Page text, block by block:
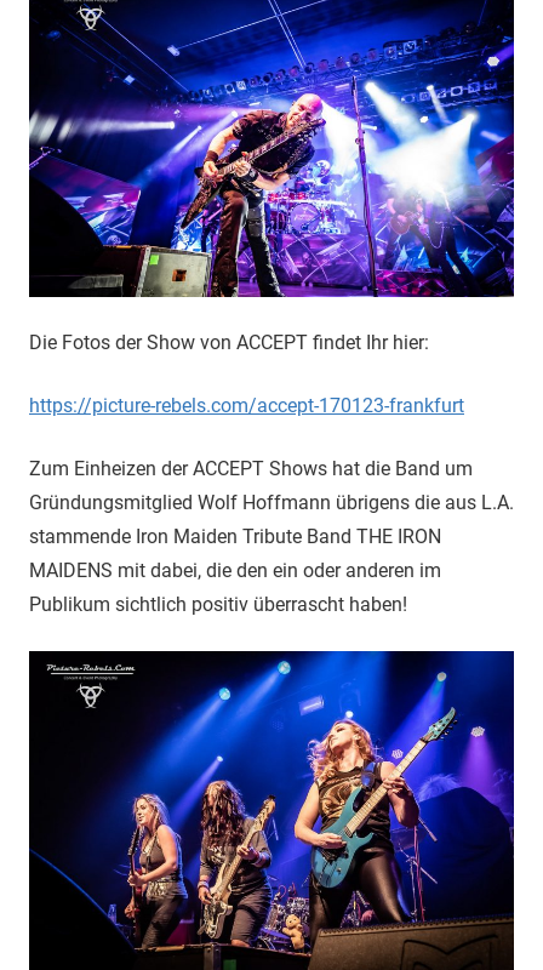
Die Fotos der Show von ACCEPT findet Ihr hier:
https://picture-rebels.com/accept-170123-frankfurt
Zum Einheizen der ACCEPT Shows hat die Band um
Gründungsmitglied Wolf Hoffmann übrigens die aus L.A.
stammende Iron Maiden Tribute Band THE IRON
MAIDENS mit dabei, die den ein oder anderen im
Publikum sichtlich positiv überrascht haben!